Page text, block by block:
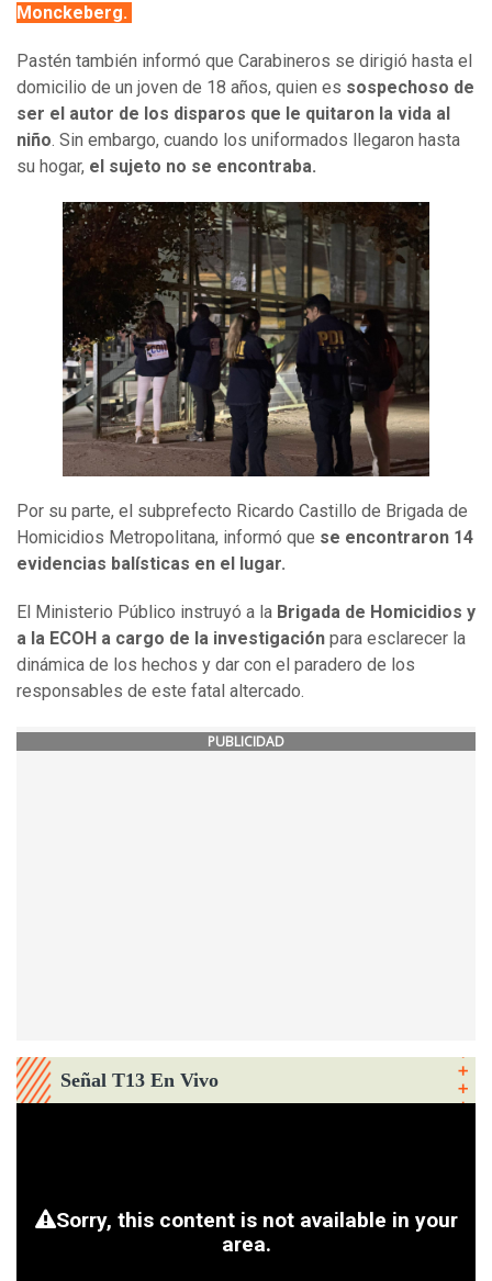
Monckeberg.
Pastén también informó que Carabineros se dirigió hasta el
domicilio de un joven de 18 años, quien es sospechoso de
ser el autor de los disparos que le quitaron la vida al
niño. Sin embargo, cuando los uniformados llegaron hasta
su hogar, el sujeto no se encontraba.
Por su parte, el subprefecto Ricardo Castillo de Brigada de
Homicidios Metropolitana, informó que se encontraron 14
evidencias balísticas en el lugar.
El Ministerio Público instruyó a la Brigada de Homicidios y
a la ECOH a cargo de la investigación para esclarecer la
dinámica de los hechos y dar con el paradero de los
responsables de este fatal altercado.
PUBLICIDAD
Señal T13 En Vivo